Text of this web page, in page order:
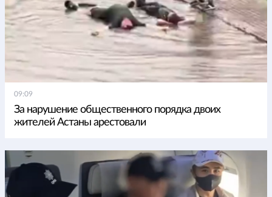
09:09
За нарушение общественного порядка двоих
жителей Астаны арестовали